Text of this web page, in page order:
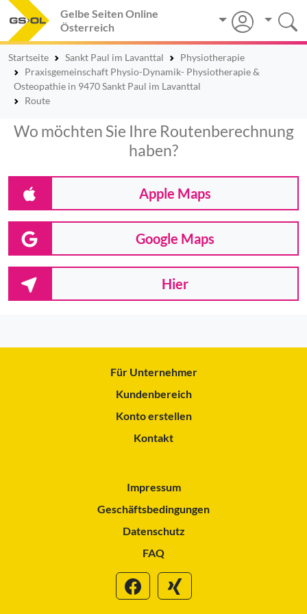
Gelbe Seiten Online
Österreich
Startseite Sankt Paul im Lavanttal
Physiotherapie
Praxisgemeinschaft Physio-Dynamik- Physiotherapie &
Osteopathie in 9470 Sankt Paul im Lavanttal
Route
Wo möchten Sie Ihre Routenberechnung
haben?
Apple Maps
Google Maps
Hier
Für Unternehmer
Kundenbereich
Konto erstellen
Kontakt
Impressum
Geschäftsbedingungen
Datenschutz
FAQ